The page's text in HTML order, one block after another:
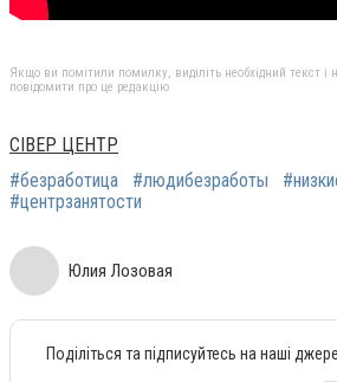
Якщо ви помітили помилку, виділіть необхідний текст і
повідомити про це редакцію
СІВЕР ЦЕНТР
#безработица
#людибезработы
#центрзанятости
Юлия Лозовая
Поділіться та підписуйтесь на наші